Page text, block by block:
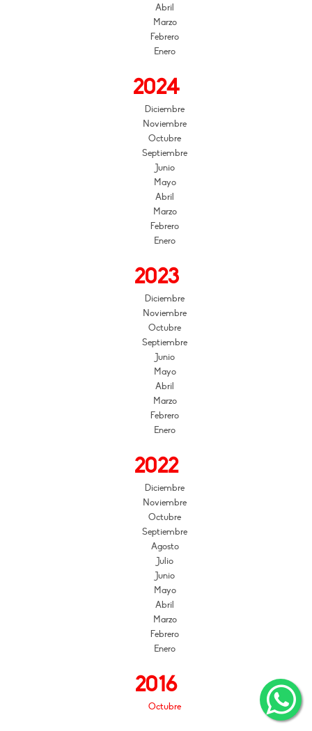
Abril
Marzo
Febrero
Enero
2024
Diciembre
Noviembre
Octubre
Septiembre
Junio
Mayo
Abril
Marzo
Febrero
Enero
2023
Diciembre
Noviembre
Octubre
Septiembre
Junio
Mayo
Abril
Marzo
Febrero
Enero
2022
Diciembre
Noviembre
Octubre
Septiembre
Agosto
Julio
Junio
Mayo
Abril
Marzo
Febrero
Enero
2016
Octubre